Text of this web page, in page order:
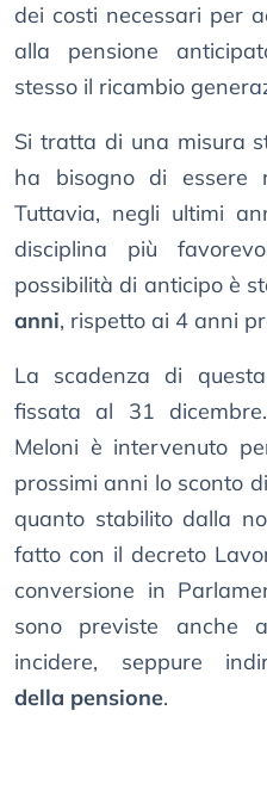
dei costi necessari per
alla pensione
stesso il ricambio
Si tratta di una misura
ha bisogno di essere
Tuttavia, negli ultimi
disciplina più
possibilità di anticipo è
anni, rispetto ai 4 anni
La scadenza di
fissata al 31
Meloni è intervenuto
prossimi anni lo sconto
quanto stabilito dalla
fatto con il decreto
conversione in
sono previste anche
incidere, seppure
della pensione.